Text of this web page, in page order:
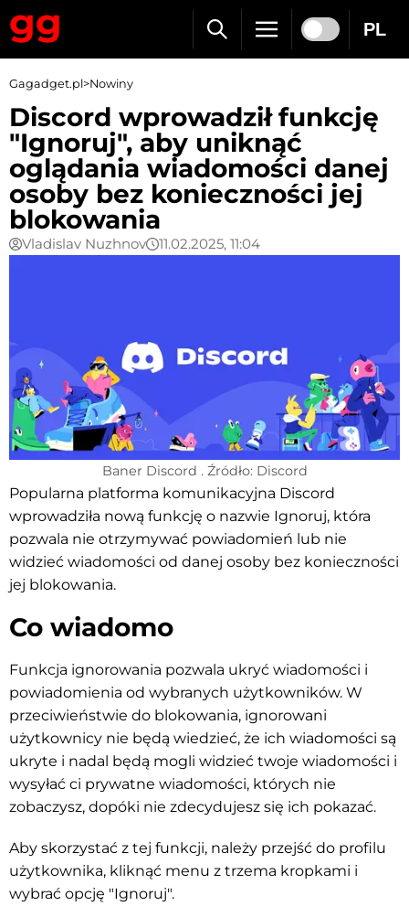
PL
Gagadget.pl>Nowiny
Discord wprowadził funkcję
"Ignoruj", aby uniknąć
oglądania wiadomości danej
osoby bez konieczności jej
blokowania
Vladislav Nuzhnov 11.02.2025, 11:04
Baner Discord . Źródło: Discord
Popularna platforma komunikacyjna Discord
wprowadziła nową funkcję o nazwie Ignoruj, która
pozwala nie otrzymywać powiadomień lub nie
widzieć wiadomości od danej osoby bez konieczności
jej blokowania.
Co wiadomo
Funkcja ignorowania pozwala ukryć wiadomości i
powiadomienia od wybranych użytkowników. W
przeciwieństwie do blokowania, ignorowani
użytkownicy nie będą wiedzieć, że ich wiadomości są
ukryte i nadal będą mogli widzieć twoje wiadomości i
wysyłać ci prywatne wiadomości, których nie
zobaczysz, dopóki nie zdecydujesz się ich pokazać.
Aby skorzystać z tej funkcji, należy przejść do profilu
użytkownika, kliknąć menu z trzema kropkami i
wybrać opcję "Ignoruj".